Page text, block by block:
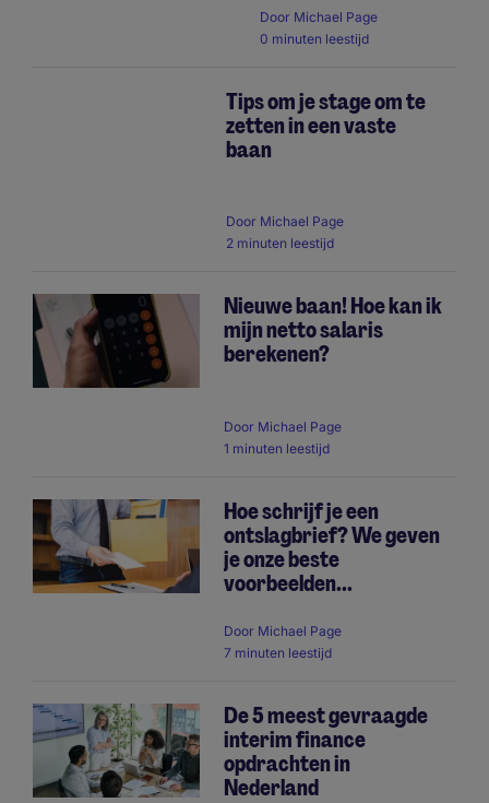
Door Michael Page
0 minuten leestijd
Tips om je stage om te
zetten in een vaste
baan
Door Michael Page
2 minuten leestijd
Nieuwe baan! Hoe kan ik
mijn netto salaris
berekenen?
Door Michael Page
1 minuten leestijd
Hoe schrijf je een
ontslagbrief? We geven
je onze beste
voorbeelden...
Door Michael Page
7 minuten leestijd
De 5 meest gevraagde
interim finance
opdrachten in
Nederland